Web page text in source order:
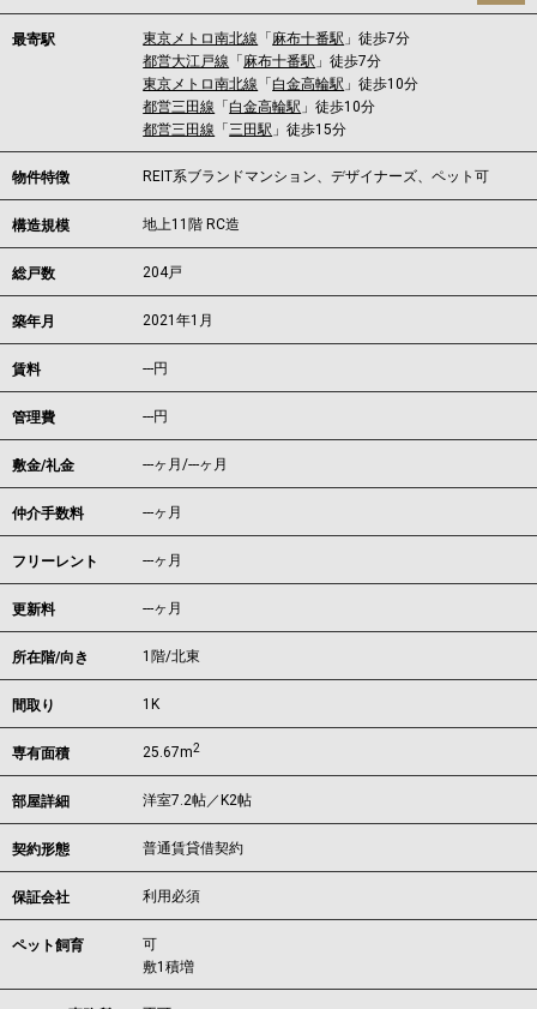
最寄駅 東京メトロ南北線 「 麻布十番駅 」徒歩7分
都営大江戸線 「 麻布十番駅 」徒歩7分
東京メトロ南北線 「 白金高輪駅 」徒歩10分
都営三田線 「 白金高輪駅 」徒歩10分
都営三田線 「三田駅 」徒歩15分
物件特徴 REIT系ブランドマンション、デザイナーズ、ペット可
構造規模 地上11階 RC造
総戸数 204戸
築年月 2021年1月
賃料 ---円
管理費 ---円
敷金/礼金 ---ヶ月/---ヶ月
仲介手数料 ---ヶ月
フリーレント ---ヶ月
更新料 ---ヶ月
所在階/向き 1階/北東
間取り 1K
専有面積 25.67m2
部屋詳細 洋室7.2帖／K2帖
契約形態 普通賃貸借契約
保証会社 利用必須
ペット飼育
可
敷1積増